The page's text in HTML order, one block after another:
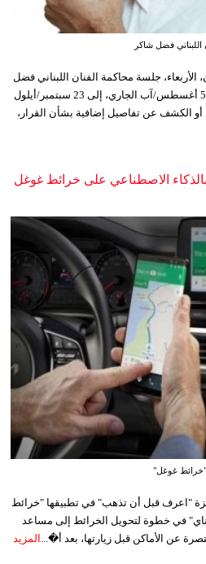
اللبناني فضل شاكر
جلسة محاكمة الفنان اللبناني فضل
شاكر، التي كانت مقرر عقدها في 5 أغسطس/آب الجاري، إلى 23 سبتمبر/أيلول
أو الكشف عن تفاصيل إضافية بشأن القرار،
الاصطناعي على خرائط غوغل
"خرائط غوغل"
"اعرف قبل أن تذهب" في تطبيقها "خرائط
في خطوة لتحويل الخرائط إلى مساعد
عن الأماكن قبل زيارتها، بعد أ�...
المزيد